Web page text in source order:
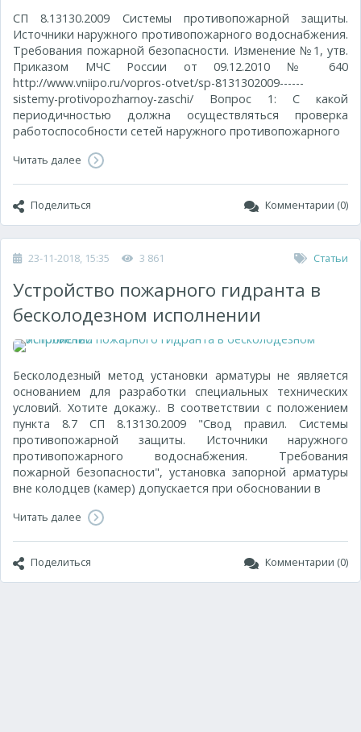
СП 8.13130.2009 Системы противопожарной защиты.
Источники наружного противопожарного водоснабжения.
Требования пожарной безопасности. Изменение №1, утв.
Приказом МЧС России от 09.12.2010 № 640
http://www.vniipo.ru/vopros-otvet/sp-8131302009------
sistemy-protivopozharnoy-zaschi/ Вопрос 1: С какой
периодичностью должна осуществляться проверка
работоспособности сетей наружного противопожарного
Читать далее
Поделиться Комментарии (0)
23-11-2018, 15:35 3 861 Статьи
Устройство пожарного гидранта в
бесколодезном исполнении
Бесколодезный метод установки арматуры не является
основанием для разработки специальных технических
условий. Хотите докажу.. В соответствии с положением
пункта 8.7 СП 8.13130.2009 "Свод правил. Системы
противопожарной защиты. Источники наружного
противопожарного водоснабжения. Требования
пожарной безопасности", установка запорной арматуры
вне колодцев (камер) допускается при обосновании в
Читать далее
Поделиться Комментарии (0)